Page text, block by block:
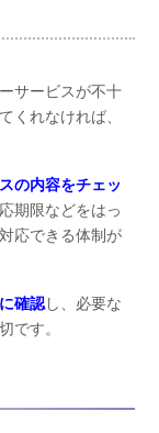
サービスが不十
くれなければ、
の内容をチェッ
期限などをはっ
応できる体制が
確認し、必要な
です。